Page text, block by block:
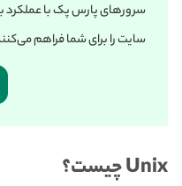
سرورهای پارس پک با عملکرد
سایت را برای شما فراهم
Unix چیست؟